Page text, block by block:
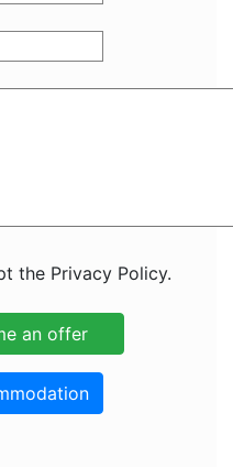
the Privacy Policy.